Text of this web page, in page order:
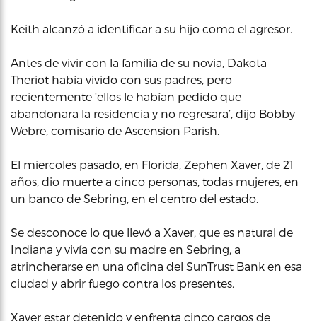
Keith alcanzó a identificar a su hijo como el agresor.
Antes de vivir con la familia de su novia, Dakota
Theriot había vivido con sus padres, pero
recientemente ‘ellos le habían pedido que
abandonara la residencia y no regresara’, dijo Bobby
Webre, comisario de Ascension Parish.
El miercoles pasado, en Florida, Zephen Xaver, de 21
años, dio muerte a cinco personas, todas mujeres, en
un banco de Sebring, en el centro del estado.
Se desconoce lo que llevó a Xaver, que es natural de
Indiana y vivía con su madre en Sebring, a
atrincherarse en una oficina del SunTrust Bank en esa
ciudad y abrir fuego contra los presentes.
Xaver estar detenido y enfrenta cinco cargos de